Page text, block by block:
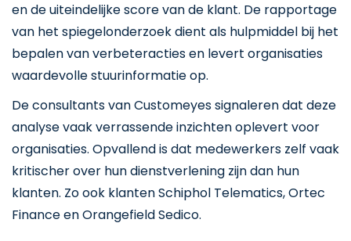
en de uiteindelijke score van de klant. De rapportage
van het spiegelonderzoek dient als hulpmiddel bij het
bepalen van verbeteracties en levert organisaties
waardevolle stuurinformatie op.
De consultants van Customeyes signaleren dat deze
analyse vaak verrassende inzichten oplevert voor
organisaties. Opvallend is dat medewerkers zelf vaak
kritischer over hun dienstverlening zijn dan hun
klanten. Zo ook klanten Schiphol Telematics, Ortec
Finance en Orangefield Sedico.